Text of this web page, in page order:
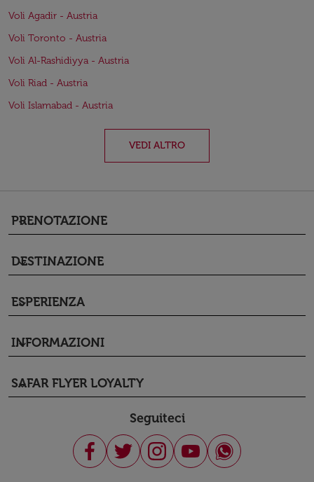
Voli Agadir - Austria
Voli Toronto - Austria
Voli Al-Rashidiyya - Austria
Voli Riad - Austria
Voli Islamabad - Austria
VEDI ALTRO
PRENOTAZIONE
keyboard_arrow_down
DESTINAZIONE
keyboard_arrow_down
ESPERIENZA
keyboard_arrow_down
INFORMAZIONI
keyboard_arrow_down
SAFAR FLYER LOYALTY
keyboard_arrow_down
Seguiteci